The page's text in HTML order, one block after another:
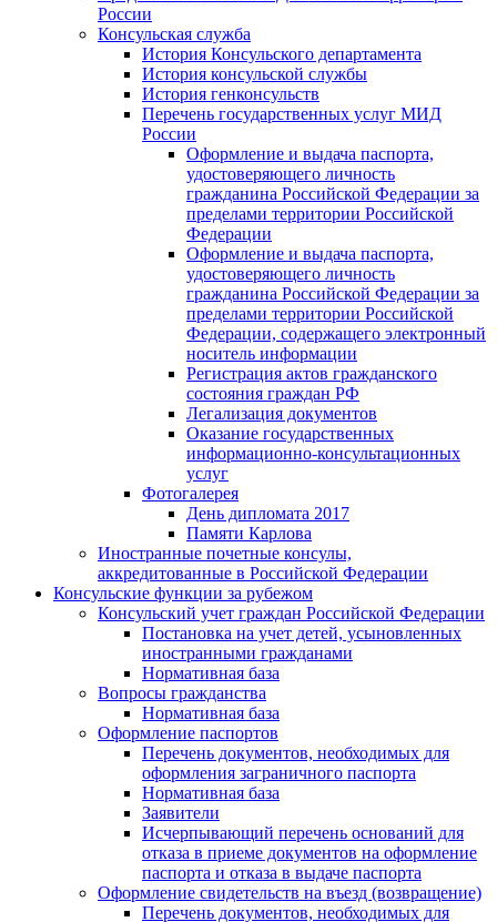
России
Консульская служба
История Консульского департамента
История консульской службы
История генконсульств
Перечень государственных услуг МИД
России
Оформление и выдача паспорта,
удостоверяющего личность
гражданина Российской Федерации за
пределами территории Российской
Федерации
Оформление и выдача паспорта,
удостоверяющего личность
гражданина Российской Федерации за
пределами территории Российской
Федерации, содержащего электронный
носитель информации
Регистрация актов гражданского
состояния граждан РФ
Легализация документов
Оказание государственных
информационно-консультационных
услуг
Фотогалерея
День дипломата 2017
Памяти Карлова
Иностранные почетные консулы,
аккредитованные в Российской Федерации
Консульские функции за рубежом
Консульский учет граждан Российской Федерации
Постановка на учет детей, усыновленных
иностранными гражданами
Нормативная база
Вопросы гражданства
Нормативная база
Оформление паспортов
Перечень документов, необходимых для
оформления заграничного паспорта
Нормативная база
Заявители
Исчерпывающий перечень оснований для
отказа в приеме документов на оформление
паспорта и отказа в выдаче паспорта
Оформление свидетельств на въезд (возвращение)
Перечень документов, необходимых для